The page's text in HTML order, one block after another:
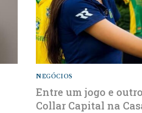
NEGÓCIOS
Entre um jogo e
Collar Capital na